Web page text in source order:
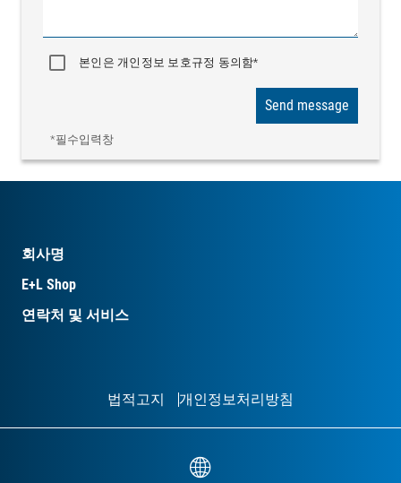
본인은 개인정보 보호규정 동의함*
*필수입력창
Send message
회사명
E+L Shop
연락처 및 서비스
법적고지 개인정보처리방침